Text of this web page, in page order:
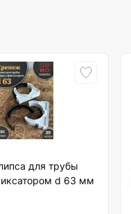
для трубы
d 63 мм